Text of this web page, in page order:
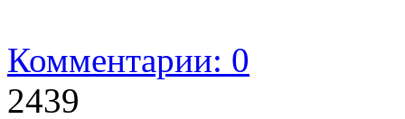
Комментарии: 0
2439